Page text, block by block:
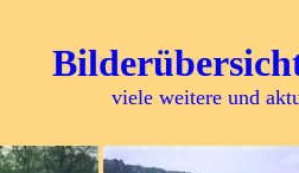
viele weitere und